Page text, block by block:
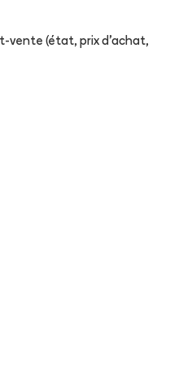
vente (état, prix d'achat,